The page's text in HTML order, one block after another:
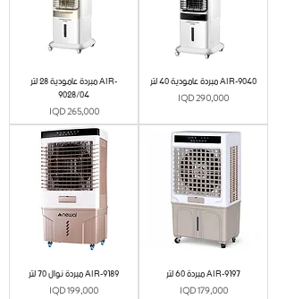
مبردة عامودية 28 لتر AIR-
9028/04
Price
IQD 265,000
مبردة عامودية 40 لتر AIR-9040
Price
IQD 290,000
مبردة نوال 70 لتر AIR-9189
Price
IQD 199,000
مبردة 60 لتر AIR-9197
Price
IQD 179,000